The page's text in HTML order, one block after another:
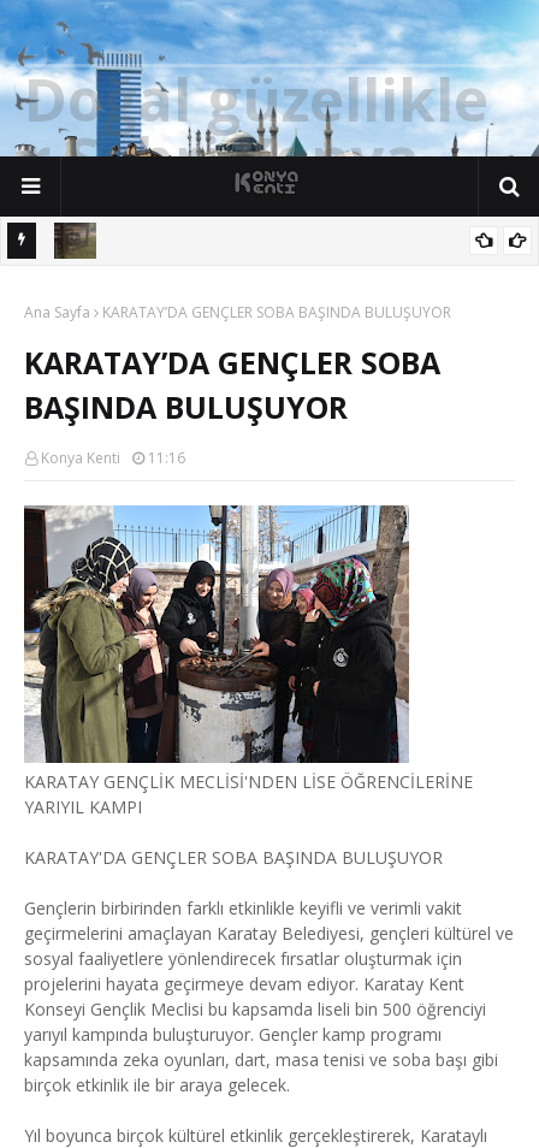
Doğalgüzellikle
rŞehriKonya
Ana Sayfa KARATAY’DA GENÇLER SOBA BAŞINDA BULUŞUYOR
KARATAY’DA GENÇLER SOBA
BAŞINDA BULUŞUYOR
Konya Kenti 11:16
KARATAY GENÇLİK MECLİSİ'NDEN LİSE ÖĞRENCİLERİNE
YARIYIL KAMPI
KARATAY'DA GENÇLER SOBA BAŞINDA BULUŞUYOR
Gençlerin birbirinden farklı etkinlikle keyifli ve verimli vakit
geçirmelerini amaçlayan Karatay Belediyesi, gençleri kültürel ve
sosyal faaliyetlere yönlendirecek fırsatlar oluşturmak için
projelerini hayata geçirmeye devam ediyor. Karatay Kent
Konseyi Gençlik Meclisi bu kapsamda liseli bin 500 öğrenciyi
yarıyıl kampında buluşturuyor. Gençler kamp programı
kapsamında zeka oyunları, dart, masa tenisi ve soba başı gibi
birçok etkinlik ile bir araya gelecek.
Yıl boyunca birçok kültürel etkinlik gerçekleştirerek, Karataylı